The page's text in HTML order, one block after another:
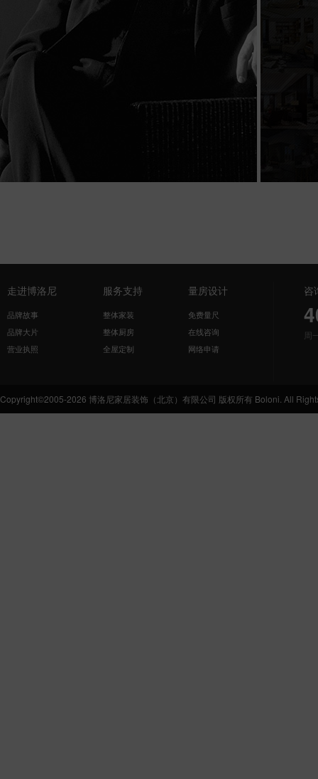
走进博洛尼
品牌故事
品牌大片
营业执照
服务支持
整体家装
整体厨房
全屋定制
量房设计
免费量尺
在线咨询
网络申请
咨
周
Copyright©2005-2026 博洛尼家居装饰（北京）有限公司 版权所有 Boloni. All